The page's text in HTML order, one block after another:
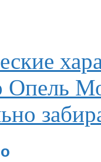
Опель